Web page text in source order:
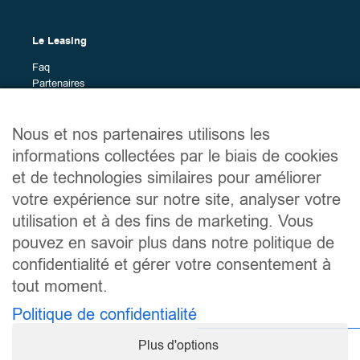
modèles
différentes
Toutes (50)
BMW (7)
BYD (4)
Citroën (2)
Dacia (1)
Ford (6)
Hyundai (2)
Kia (1)
Leapmotor (2)
Nissan (4)
Le Leasing
Faq
Partenaires
Plan du site
Véhicules en leasing
Services
Le guide du leasing
À propos
Contact
Liens utiles
Mentions légales
Conditions générales d’utilisation
Nous et nos partenaires utilisons les
informations collectées par le biais de cookies
et de technologies similaires pour améliorer
votre expérience sur notre site, analyser votre
utilisation et à des fins de marketing. Vous
pouvez en savoir plus dans notre politique de
confidentialité et gérer votre consentement à
tout moment.
Politique de confidentialité
Plus d'options